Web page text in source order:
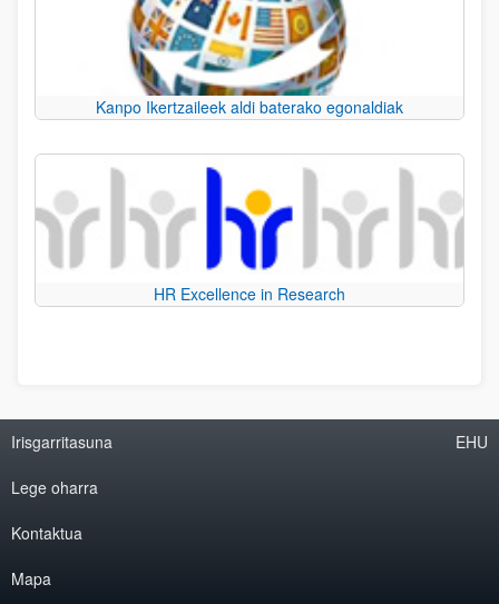
Kanpo Ikertzaileek aldi baterako egonaldiak
HR Excellence in Research
Irisgarritasuna
Lege oharra
Kontaktua
Mapa
EHU